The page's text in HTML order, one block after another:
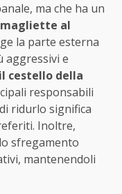
ma che ha un
al
la parte esterna
aggressivi e
cestello della
responsabili
ridurlo significa
Inoltre,
sfregamento
mantenendoli